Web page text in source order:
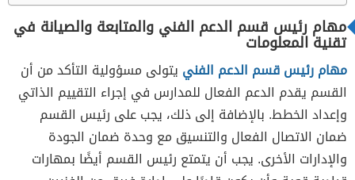
مهام رئيس قسم الدعم الفني والمتابعة والصيانة في
تقنية المعلومات
مهام رئيس قسم الدعم الفني يتولى مسؤولية التأكد من أن
القسم يقدم الدعم الفعال للمدارس في إجراء التقييم الذاتي
وإعداد الخطط. بالإضافة إلى ذلك، يجب على رئيس القسم
ضمان الاتصال الفعال والتنسيق مع وحدة ضمان الجودة
والإدارات الأخرى. يجب أن يتمتع رئيس القسم أيضًا بمهارات